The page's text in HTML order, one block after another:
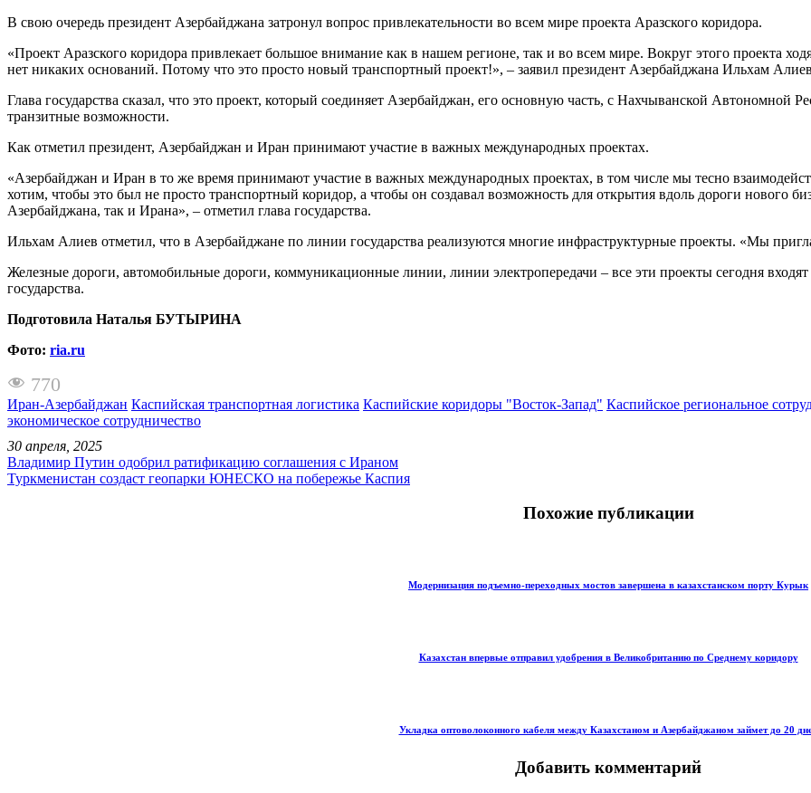
В свою очередь президент Азербайджана затронул вопрос привлекательности во всем мире проекта Аразского коридора.
«Проект Аразского коридора привлекает большое внимание как в нашем регионе, так и во всем мире. Вокруг этого проекта
нет никаких оснований. Потому что это просто новый транспортный проект!», – заявил президент Азербайджана Ильхам
Глава государства сказал, что это проект, который соединяет Азербайджан, его основную часть, с Нахчыванской Автономной
транзитные возможности.
Как отметил президент, Азербайджан и Иран принимают участие в важных международных проектах.
«Азербайджан и Иран в то же время принимают участие в важных международных проектах, в том числе мы тесно
хотим, чтобы это был не просто транспортный коридор, а чтобы он создавал возможность для открытия вдоль дороги нового
Азербайджана, так и Ирана», – отметил глава государства.
Ильхам Алиев отметил, что в Азербайджане по линии государства реализуются многие инфраструктурные проекты. «Мы
Железные дороги, автомобильные дороги, коммуникационные линии, линии электропередачи – все эти проекты сегодня
государства.
Подготовила Наталья БУТЫРИНА
Фото: ria.ru
770
Иран-Азербайджан Каспийская транспортная логистика Каспийские коридоры "Восток-Запад" Каспийское региональное
экономическое сотрудничество
30 апреля, 2025
Владимир Путин одобрил ратификацию соглашения с Ираном
Туркменистан создаст геопарки ЮНЕСКО на побережье Каспия
Похожие публикации
Модернизация подъемно-переходных мостов завершена в казахстанском порту Курык
Казахстан впервые отправил удобрения в Великобританию по Среднему коридору
Укладка оптоволоконного кабеля между Казахстаном и Азербайджаном займет до 20
Добавить комментарий